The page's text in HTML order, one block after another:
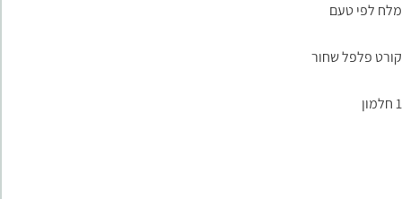
מלח לפי טעם
קורט פלפל שחור
1 חלמון